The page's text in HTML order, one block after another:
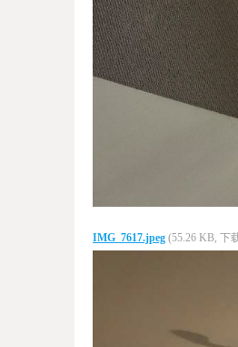
IMG_7617.jpeg (55.26 KB, 下